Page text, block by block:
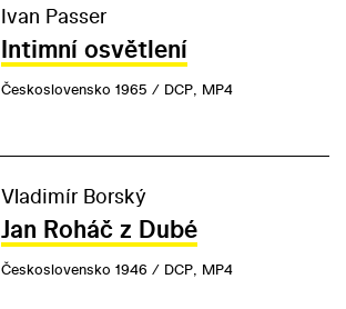
Ivan Passer
Intimní osvětlení
Československo 1965 / DCP, MP4
Vladimír Borský
Jan Roháč z Dubé
Československo 1946 / DCP, MP4